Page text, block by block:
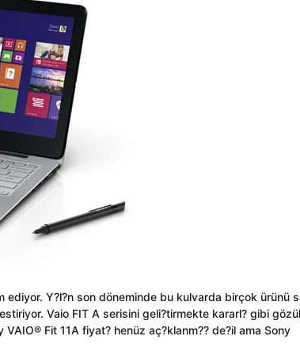
Y?l?n son döneminde bu kulvarda birçok ürünü
Vaio FIT A serisini geli?tirmekte kararl? gibi
Fit 11A fiyat? henüz aç?klanm?? de?il ama Sony